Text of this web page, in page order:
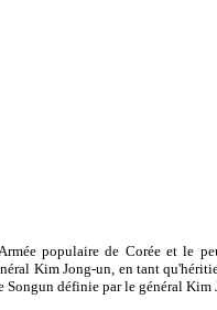
populaire de Corée et le
Kim Jong-un, en tant
définie par le général Kim